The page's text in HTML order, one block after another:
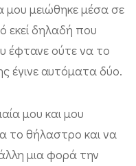
μειώθηκε μέσα σε
εκεί δηλαδή που
έφτανε ούτε να το
έγινε αυτόματα δύο.
μου και μου
θήλαστρο και να
μια φορά την